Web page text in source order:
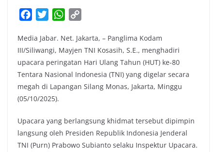
c
e
b
o
o
k
i
t
t
e
r
W
a
t
s
A
p
p
y
L
i
n
Media Jabar. Net. Jakarta, – Panglima Kodam
III/Siliwangi, Mayjen TNI Kosasih, S.E., menghadiri
upacara peringatan Hari Ulang Tahun (HUT) ke-80
Tentara Nasional Indonesia (TNI) yang digelar secara
megah di Lapangan Silang Monas, Jakarta, Minggu
(05/10/2025).
Upacara yang berlangsung khidmat tersebut dipimpin
langsung oleh Presiden Republik Indonesia Jenderal
TNI (Purn) Prabowo Subianto selaku Inspektur Upacara.